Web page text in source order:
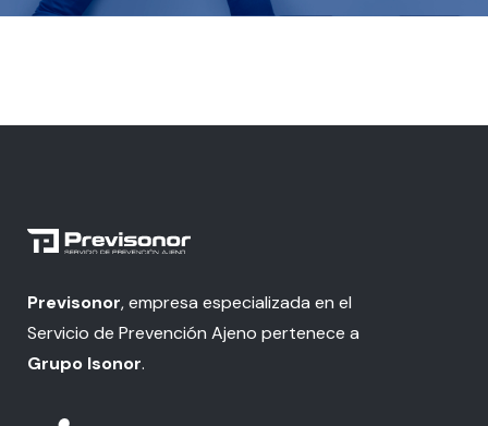
Previsonor, empresa especializada en el
Servicio de Prevención Ajeno pertenece a
Grupo Isonor.